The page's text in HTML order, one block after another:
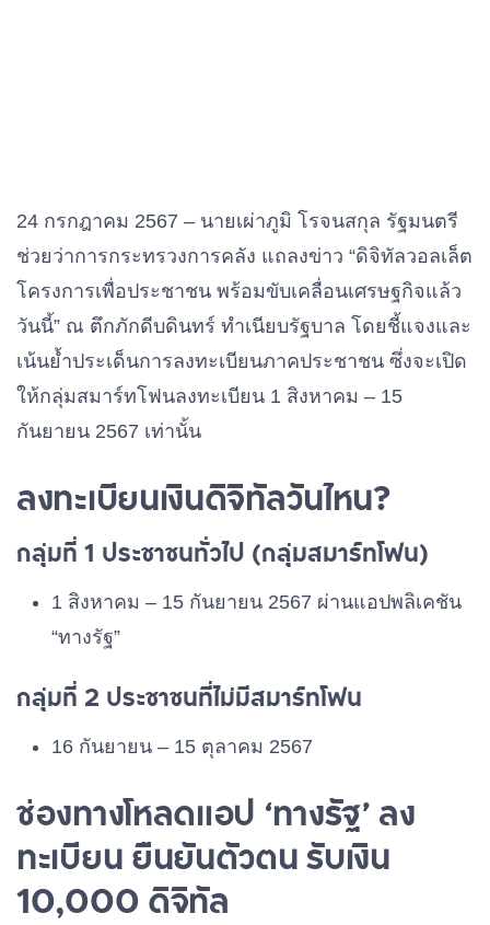
24 กรกฎาคม 2567 – นายเผ่าภูมิ โรจนสกุล รัฐมนตรี
ช่วยว่าการกระทรวงการคลัง แถลงข่าว “ดิจิทัลวอลเล็ต
โครงการเพื่อประชาชน พร้อมขับเคลื่อนเศรษฐกิจแล้ว
วันนี้” ณ ตึกภักดีบดินทร์ ทำเนียบรัฐบาล โดยชี้แจงและ
เน้นย้ำประเด็นการลงทะเบียนภาคประชาชน ซึ่งจะเปิด
ให้กลุ่มสมาร์ทโฟนลงทะเบียน 1 สิงหาคม – 15
กันยายน 2567 เท่านั้น
ลงทะเบียนเงินดิจิทัลวันไหน?
กลุ่มที่ 1 ประชาชนทั่วไป (กลุ่มสมาร์ทโฟน)
1 สิงหาคม – 15 กันยายน 2567 ผ่านแอปพลิเคชัน
“ทางรัฐ”
กลุ่มที่ 2 ประชาชนที่ไม่มีสมาร์ทโฟน
16 กันยายน – 15 ตุลาคม 2567
ช่องทางโหลดแอป ‘ทางรัฐ’ ลง
ทะเบียน ยืนยันตัวตน รับเงิน
10,000 ดิจิทัล